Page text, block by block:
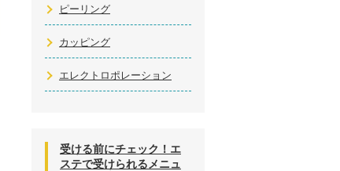
ピーリング
カッピング
エレクトロポレーション
受ける前にチェック！エ
ステで受けられるメニュ